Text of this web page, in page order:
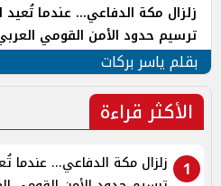
زلزال مكة الدفاعي... عندما
ترسيم حدود الأمن القومي
بقلم ياسر بركات
الأكثر قراءة
1
زلزال مكة الدفاعي... عندما